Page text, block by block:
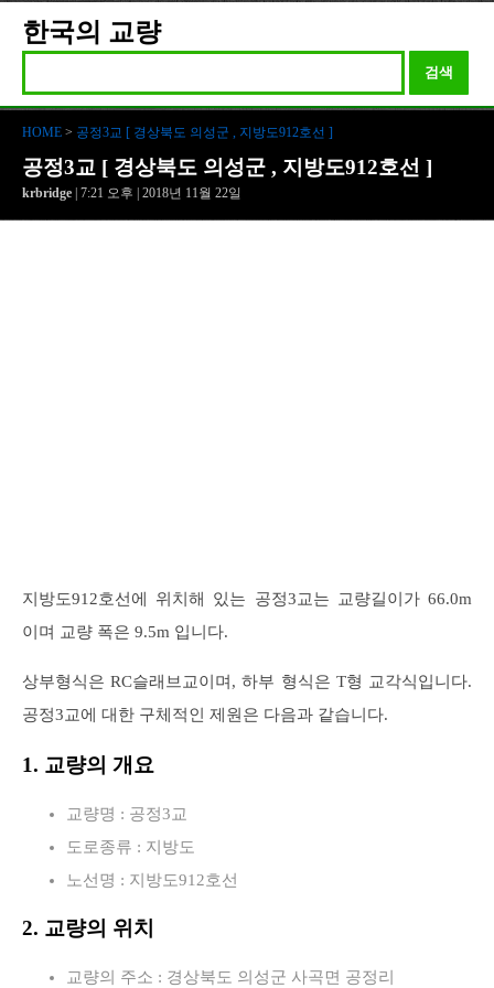
한국의 교량
검색
HOME > 공정3교 [ 경상북도 의성군 , 지방도912호선 ]
공정3교 [ 경상북도 의성군 , 지방도912호선 ]
krbridge | 7:21 오후 | 2018년 11월 22일
지방도912호선에 위치해 있는 공정3교는 교량길이가 66.0m
이며 교량 폭은 9.5m 입니다.
상부형식은 RC슬래브교이며, 하부 형식은 T형 교각식입니다.
공정3교에 대한 구체적인 제원은 다음과 같습니다.
1. 교량의 개요
교량명 : 공정3교
도로종류 : 지방도
노선명 : 지방도912호선
2. 교량의 위치
교량의 주소 : 경상북도 의성군 사곡면 공정리